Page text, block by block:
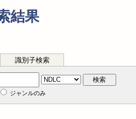
結果
識別子検索
検索
ジャンルのみ